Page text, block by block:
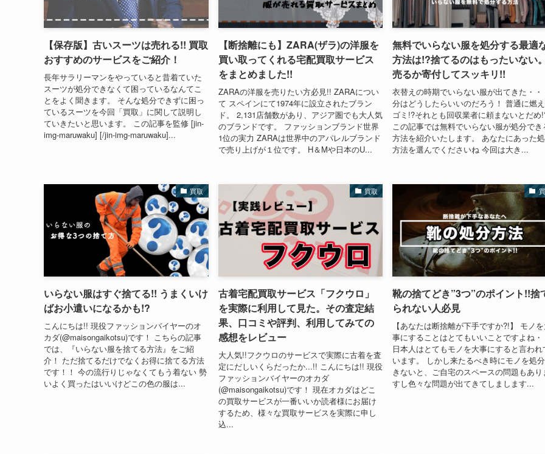
【保存版】古いスーツは売れる!! 買取
おすすめのサービスをご紹介！
長年サラリーマンをやっていると昔着ていた
スーツが処分できなくて困っているなんてこ
とをよく聞きます。 そんな処分できずに困っ
ているスーツを今回「買取」に関して説明し
ていきたいと思います。 この記事を監修 [jin-
img-maruwaku] [/jin-img-maruwaku]...
【断捨離にも】ZARA(ザラ)の洋服を
買い取ってくれる宅配買取サービス
をまとめました!!
ZARAの洋服を売りたい方必見!! ZARAについ
て スペインにて1974年に設立されたブラン
ド。 2,131店舗数があり、アジア圏でも大人気
のブランドです。 ファッションブランド世界
1位の実力 ZARAは世界中のアパレルブランド
で売り上げが１位です。 H＆Mや日本のU...
無料でいらない服を処分する最適
方法は!?捨てるのはもったいない。
売るか寄付してスッキリ!!
衣替えの時期でいらない服が出てきた・・
分はどうしたらいいのだろう！ 普通に燃
ゴミ!?それとも回収業者に頼まないとだめ
この記事では無料でいらない服が処分でき
方法を紹介いたします。 あなたにあった
方法を選んでくださいね 今回は大き...
買取
いらない服はすぐ捨てる!! うまくいけ
ばお小遣いになるかも!?
こんにちは!! 現役ファッションバイヤーのオ
カダ(@maisongaikotsu)です！ こちらの記事
では、『いらない服を捨てる方法』をご紹
介！ ただ捨てるだけでなくお得に捨てる方法
です！！ 今の流行りじゃなくてもう着ない 勢
いよく買ったはいいけどこの色の服は...
買取
古着宅配買取サービス「フクウロ」
を実際に利用して見た。その査定結
果、口コミや評判、利用してみての
感想をレビュー
大人気!!フクウロのサービスで実際に古着を査
定にだしいくらだったか...!! こんにちは!! 現役
ファッションバイヤーのオカダ
(@maisongaikotsu)です！ 現在オカダはどこ
の買取サービスが一番いいか読者様にお届け
するため、様々な買取サービスを実際に申し
込...
靴の捨てどき”3つ”のポイント!!捨
られない人必見
【あなたは断捨離が下手ですか?!】 モノ
事にすることはとてもいいことですよね・
日本人はとてもモノを大事にすると言われ
います。 しかし来たるべき時にモノを処
きないと、ご自宅のスペースの問題もあり
すし色々な問題が出てきてしまします...